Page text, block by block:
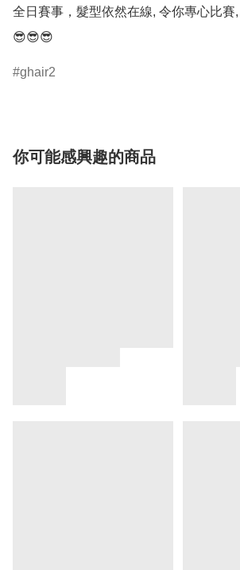
全日賽事，髮型依然在線, 令你專心比賽
😎😎😎
ghair2
你可能感興趣的商品